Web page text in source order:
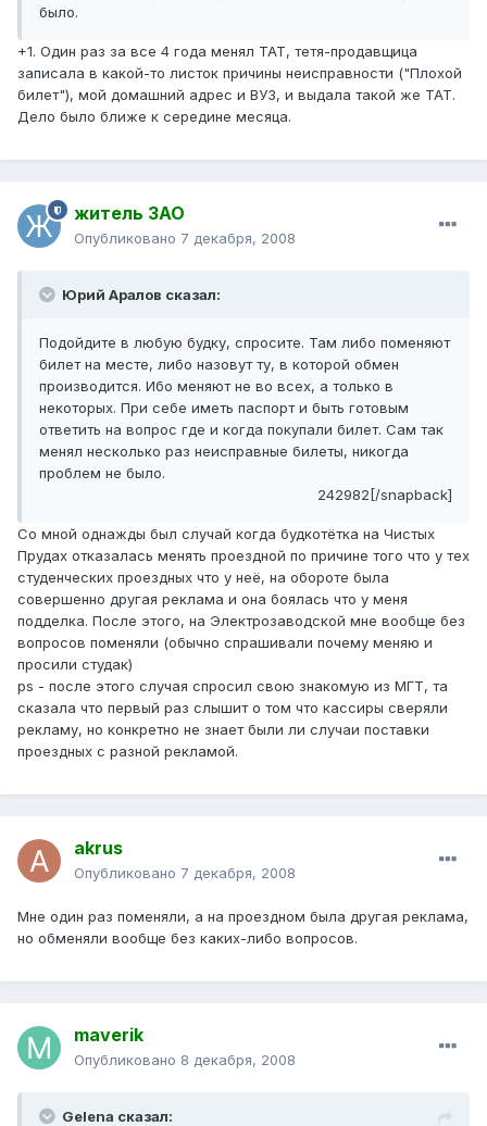
было.
+1. Один раз за все 4 года менял ТАТ, тетя-продавщица
записала в какой-то листок причины неисправности ("Плохой
билет"), мой домашний адрес и ВУЗ, и выдала такой же ТАТ.
Дело было ближе к середине месяца.
житель ЗАО
Опубликовано 7 декабря, 2008
Юрий Аралов сказал:
Подойдите в любую будку, спросите. Там либо поменяют
билет на месте, либо назовут ту, в которой обмен
производится. Ибо меняют не во всех, а только в
некоторых. При себе иметь паспорт и быть готовым
ответить на вопрос где и когда покупали билет. Сам так
менял несколько раз неисправные билеты, никогда
проблем не было.
242982[/snapback]
Со мной однажды был случай когда будкотётка на Чистых
Прудах отказалась менять проездной по причине того что у тех
студенческих проездных что у неё, на обороте была
совершенно другая реклама и она боялась что у меня
подделка. После этого, на Электрозаводской мне вообще без
вопросов поменяли (обычно спрашивали почему меняю и
просили студак)
ps - после этого случая спросил свою знакомую из МГТ, та
сказала что первый раз слышит о том что кассиры сверяли
рекламу, но конкретно не знает были ли случаи поставки
проездных с разной рекламой.
akrus
Опубликовано 7 декабря, 2008
Мне один раз поменяли, а на проездном была другая реклама,
но обменяли вообще без каких-либо вопросов.
maverik
Опубликовано 8 декабря, 2008
Gelena сказал: